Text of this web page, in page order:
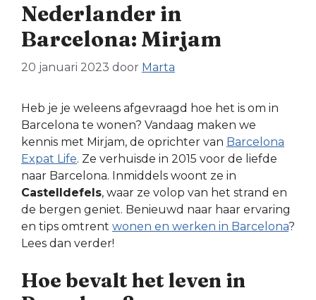
Nederlander in
Barcelona: Mirjam
20 januari 2023 door Marta
Heb je je weleens afgevraagd hoe het is om in
Barcelona te wonen? Vandaag maken we
kennis met Mirjam, de oprichter van Barcelona
Expat Life. Ze verhuisde in 2015 voor de liefde
naar Barcelona. Inmiddels woont ze in
Castelldefels, waar ze volop van het strand en
de bergen geniet. Benieuwd naar haar ervaring
en tips omtrent wonen en werken in Barcelona?
Lees dan verder!
Hoe bevalt het leven in